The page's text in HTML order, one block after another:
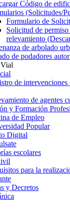
Código de
(Solicitudes/
Formulario de
Solicitud de
relevamiento
de arbolado
de podadores
de
de agentes
y Formación
de Empleo
Popular
Digital
escolares
para la
y Decretos